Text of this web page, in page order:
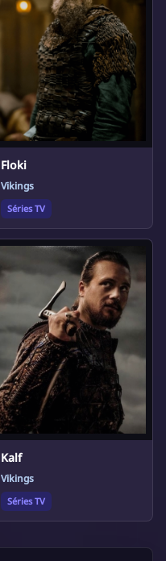
Floki
Vikings
Séries TV
Kalf
Vikings
Séries TV